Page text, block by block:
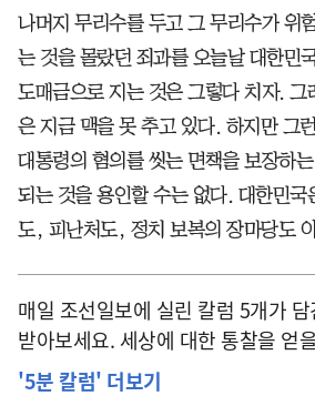
나머지 무리수를 두고 그 무리수가 위
는 것을 몰랐던 죄과를 오늘날 대한민
도매금으로 지는 것은 그렇다 치자. 그
은 지금 맥을 못 추고 있다. 하지만 그
대통령의 혐의를 씻는 면책을 보장하
되는 것을 용인할 수는 없다. 대한민국
도, 피난처도, 정치 보복의 장마당도
매일 조선일보에 실린 칼럼 5개가
받아보세요. 세상에 대한 통찰을 얻
'5분 칼럼' 더보기